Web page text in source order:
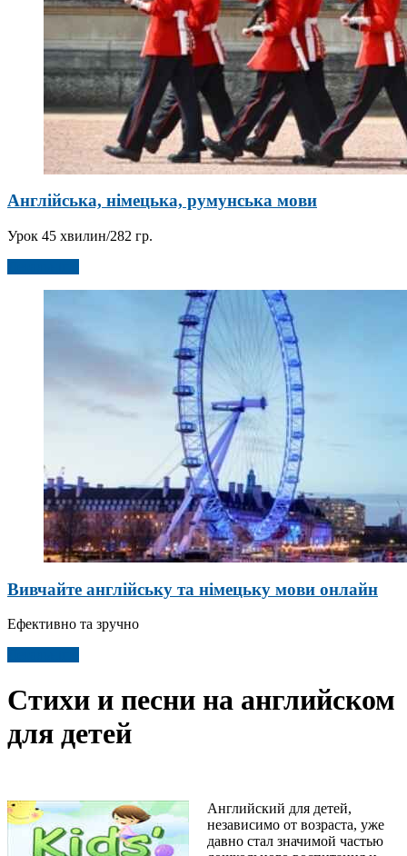
Англійська, німецька, румунська мови
Урок 45 хвилин/282 гр.
Вивчайте англійську та німецьку мови онлайн
Ефективно та зручно
Стихи и песни на английском
для детей
Английский для детей,
независимо от возраста, уже
давно стал значимой частью